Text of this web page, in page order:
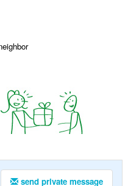
send private message